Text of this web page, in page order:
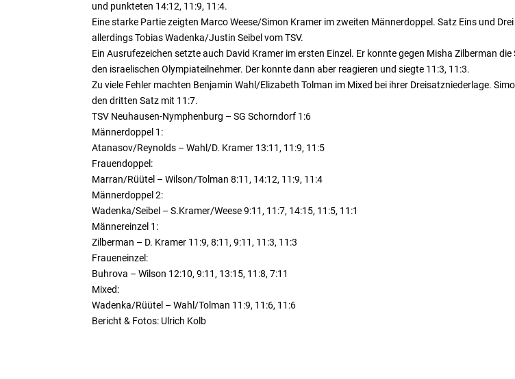
und punkteten 14:12, 11:9, 11:4.
Eine starke Partie zeigten Marco Weese/Simon Kramer im zweiten Männerdoppel. Satz Eins und
allerdings Tobias Wadenka/Justin Seibel vom TSV.
Ein Ausrufezeichen setzte auch David Kramer im ersten Einzel. Er konnte gegen Misha Zilberman
den israelischen Olympiateilnehmer. Der konnte dann aber reagieren und siegte 11:3, 11:3.
Zu viele Fehler machten Benjamin Wahl/Elizabeth Tolman im Mixed bei ihrer Dreisatzniederlage.
den dritten Satz mit 11:7.
TSV Neuhausen-Nymphenburg – SG Schorndorf 1:6
Männerdoppel 1:
Atanasov/Reynolds – Wahl/D. Kramer 13:11, 11:9, 11:5
Frauendoppel:
Marran/Rüütel – Wilson/Tolman 8:11, 14:12, 11:9, 11:4
Männerdoppel 2:
Wadenka/Seibel – S.Kramer/Weese 9:11, 11:7, 14:15, 11:5, 11:1
Männereinzel 1:
Zilberman – D. Kramer 11:9, 8:11, 9:11, 11:3, 11:3
Fraueneinzel:
Buhrova – Wilson 12:10, 9:11, 13:15, 11:8, 7:11
Mixed:
Wadenka/Rüütel – Wahl/Tolman 11:9, 11:6, 11:6
Bericht & Fotos: Ulrich Kolb